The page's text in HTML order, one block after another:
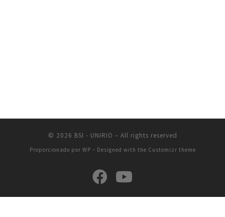
© 2026 BSI - UNIRIO – All rights reserved
Proporcionado por WP – Designed with the Customizr theme